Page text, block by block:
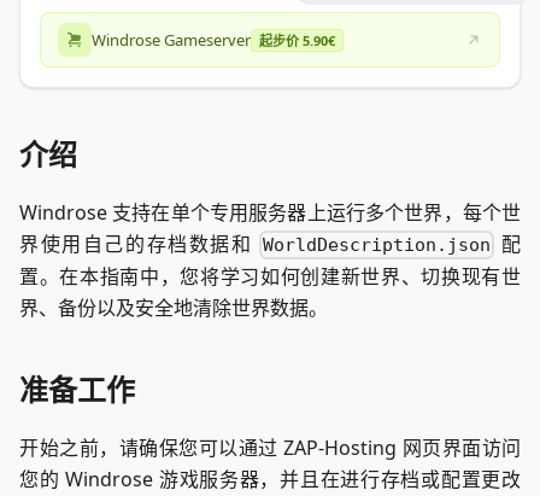
Windrose Gameserver 起步价 5.90€
介绍
Windrose 支持在单个专用服务器上运行多个世界，每个世
界使用自己的存档数据和
WorldDescription.json
配
置。在本指南中，您将学习如何创建新世界、切换现有世
界、备份以及安全地清除世界数据。
准备工作
开始之前，请确保您可以通过 ZAP-Hosting 网页界面访问
您的 Windrose 游戏服务器，并且在进行存档或配置更改